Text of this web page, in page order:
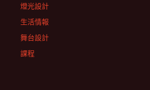
燈光設計
生活情報
舞台設計
課程